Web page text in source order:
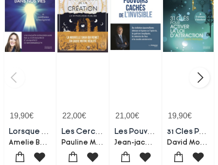
19,90€ 22,00€ 21,00€
Les Pouvoirs Caches De L'invisible
Jean-jacques Charbonier
19,90€